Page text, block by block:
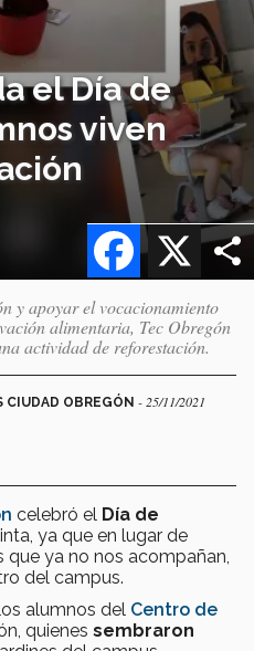
el Día de
viven
X
Facebook
y apoyar el vocacionamiento
alimentaria, Tec Obregón
actividad de reforestación.
CIUDAD OBREGÓN - 25/11/2021
celebró el Día de
ya que en lugar de
ya no nos acompañan,
del campus.
alumnos del Centro de
quienes sembraron